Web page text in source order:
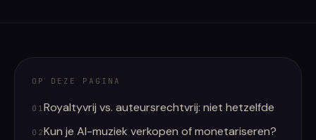
OP DEZE PAGINA
01Royaltyvrij vs. auteursrechtvrij: niet hetzelfde
02Kun je AI-muziek verkopen of monetariseren?